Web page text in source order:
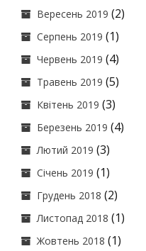
Вересень 2019 (2)
Серпень 2019 (1)
Червень 2019 (4)
Травень 2019 (5)
Квітень 2019 (3)
Березень 2019 (4)
Лютий 2019 (3)
Січень 2019 (1)
Грудень 2018 (2)
Листопад 2018 (1)
Жовтень 2018 (1)